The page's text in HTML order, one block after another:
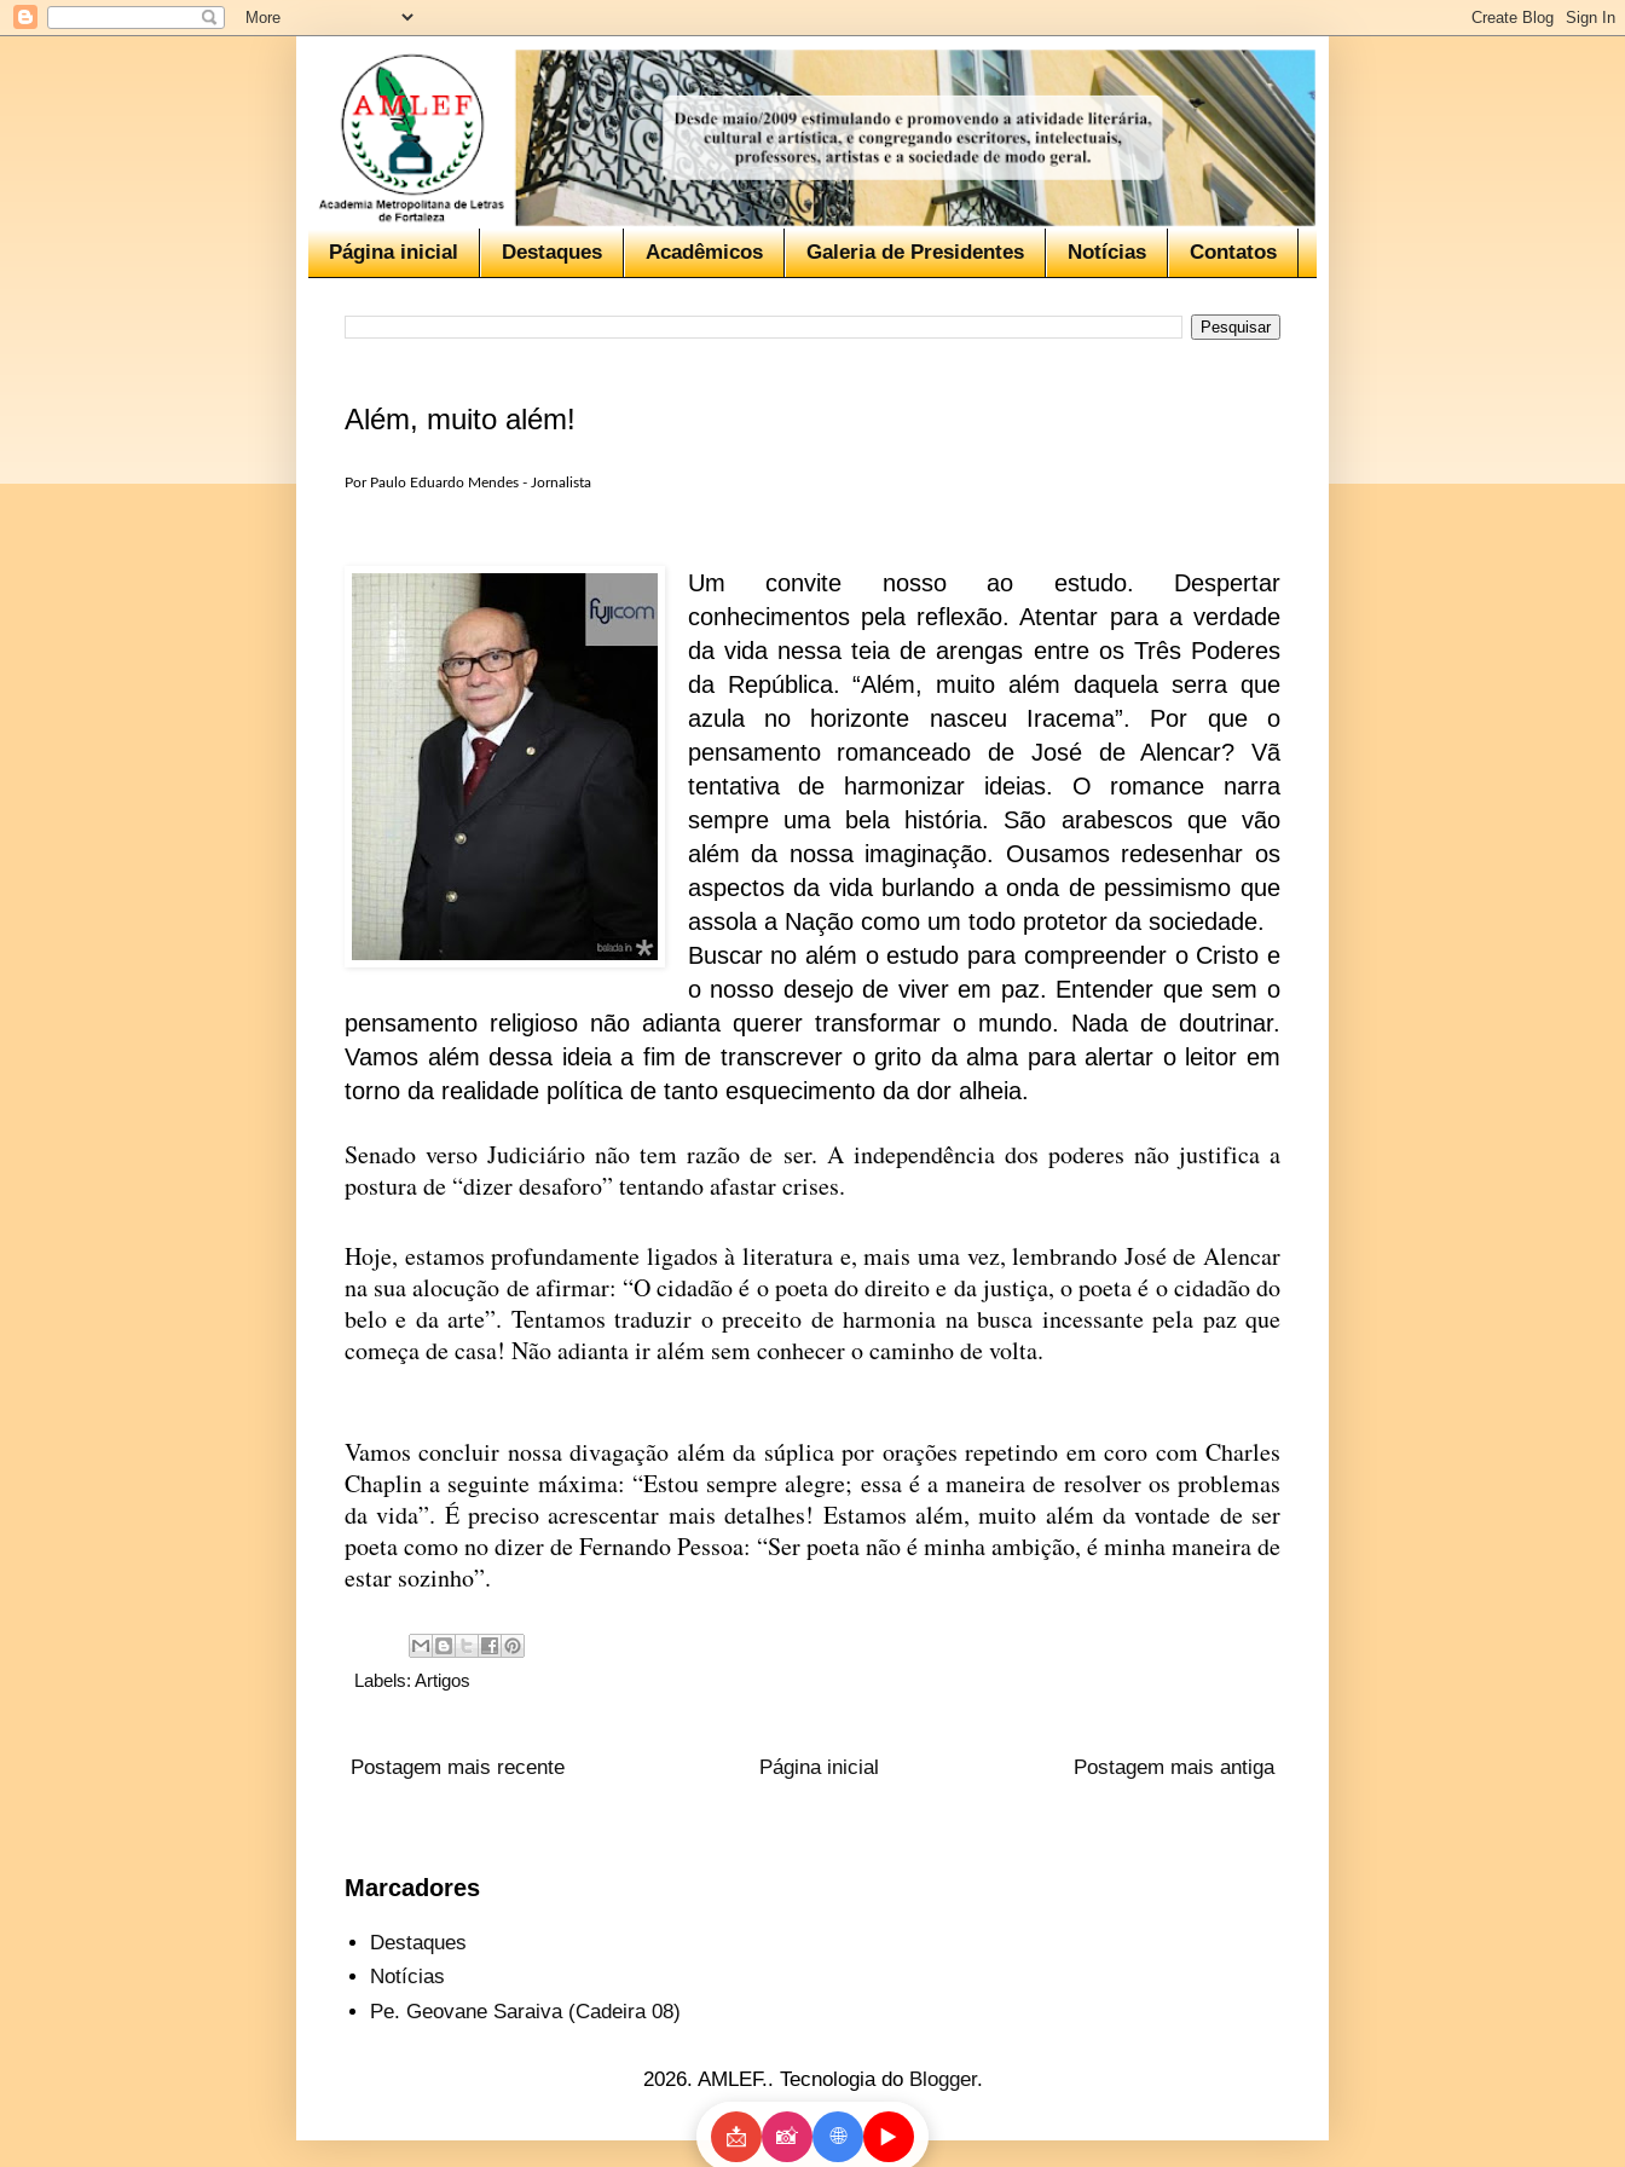
Página inicial Destaques Acadêmicos Galeria de Presidentes Notícias Contatos
Além, muito além!
Por Paulo Eduardo Mendes - Jornalista
Um convite nosso ao estudo. Despertar
conhecimentos pela reflexão. Atentar para a verdade
da vida nessa teia de arengas entre os Três Poderes
da República. “Além, muito além daquela serra que
azula no horizonte nasceu Iracema”. Por que o
pensamento romanceado de José de Alencar? Vã
tentativa de harmonizar ideias. O romance narra
sempre uma bela história. São arabescos que vão
além da nossa imaginação. Ousamos redesenhar os
aspectos da vida burlando a onda de pessimismo que
assola a Nação como um todo protetor da sociedade.
Buscar no além o estudo para compreender o Cristo e
o nosso desejo de viver em paz. Entender que sem o
pensamento religioso não adianta querer transformar o mundo. Nada de doutrinar.
Vamos além dessa ideia a fim de transcrever o grito da alma para alertar o leitor em
torno da realidade política de tanto esquecimento da dor alheia.
Senado verso Judiciário não tem razão de ser. A independência dos poderes não justifica a
postura de “dizer desaforo” tentando afastar crises.
Hoje, estamos profundamente ligados à literatura e, mais uma vez, lembrando José de Alencar
na sua alocução de afirmar: “O cidadão é o poeta do direito e da justiça, o poeta é o cidadão do
belo e da arte”. Tentamos traduzir o preceito de harmonia na busca incessante pela paz que
começa de casa! Não adianta ir além sem conhecer o caminho de volta.
Vamos concluir nossa divagação além da súplica por orações repetindo em coro com Charles
Chaplin a seguinte máxima: “Estou sempre alegre; essa é a maneira de resolver os problemas
da vida”. É preciso acrescentar mais detalhes! Estamos além, muito além da vontade de ser
poeta como no dizer de Fernando Pessoa: “Ser poeta não é minha ambição, é minha maneira de
estar sozinho”.
Labels: Artigos
Postagem mais recente Postagem mais antiga
Página inicial
Marcadores
Destaques
Notícias
Pe. Geovane Saraiva (Cadeira 08)
2026. AMLEF.. Tecnologia do Blogger.
📩 📸 🌐 ▶️